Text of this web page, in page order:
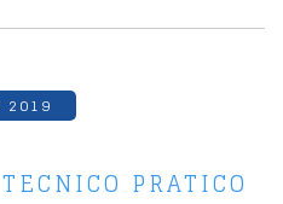
2019
PRATICO